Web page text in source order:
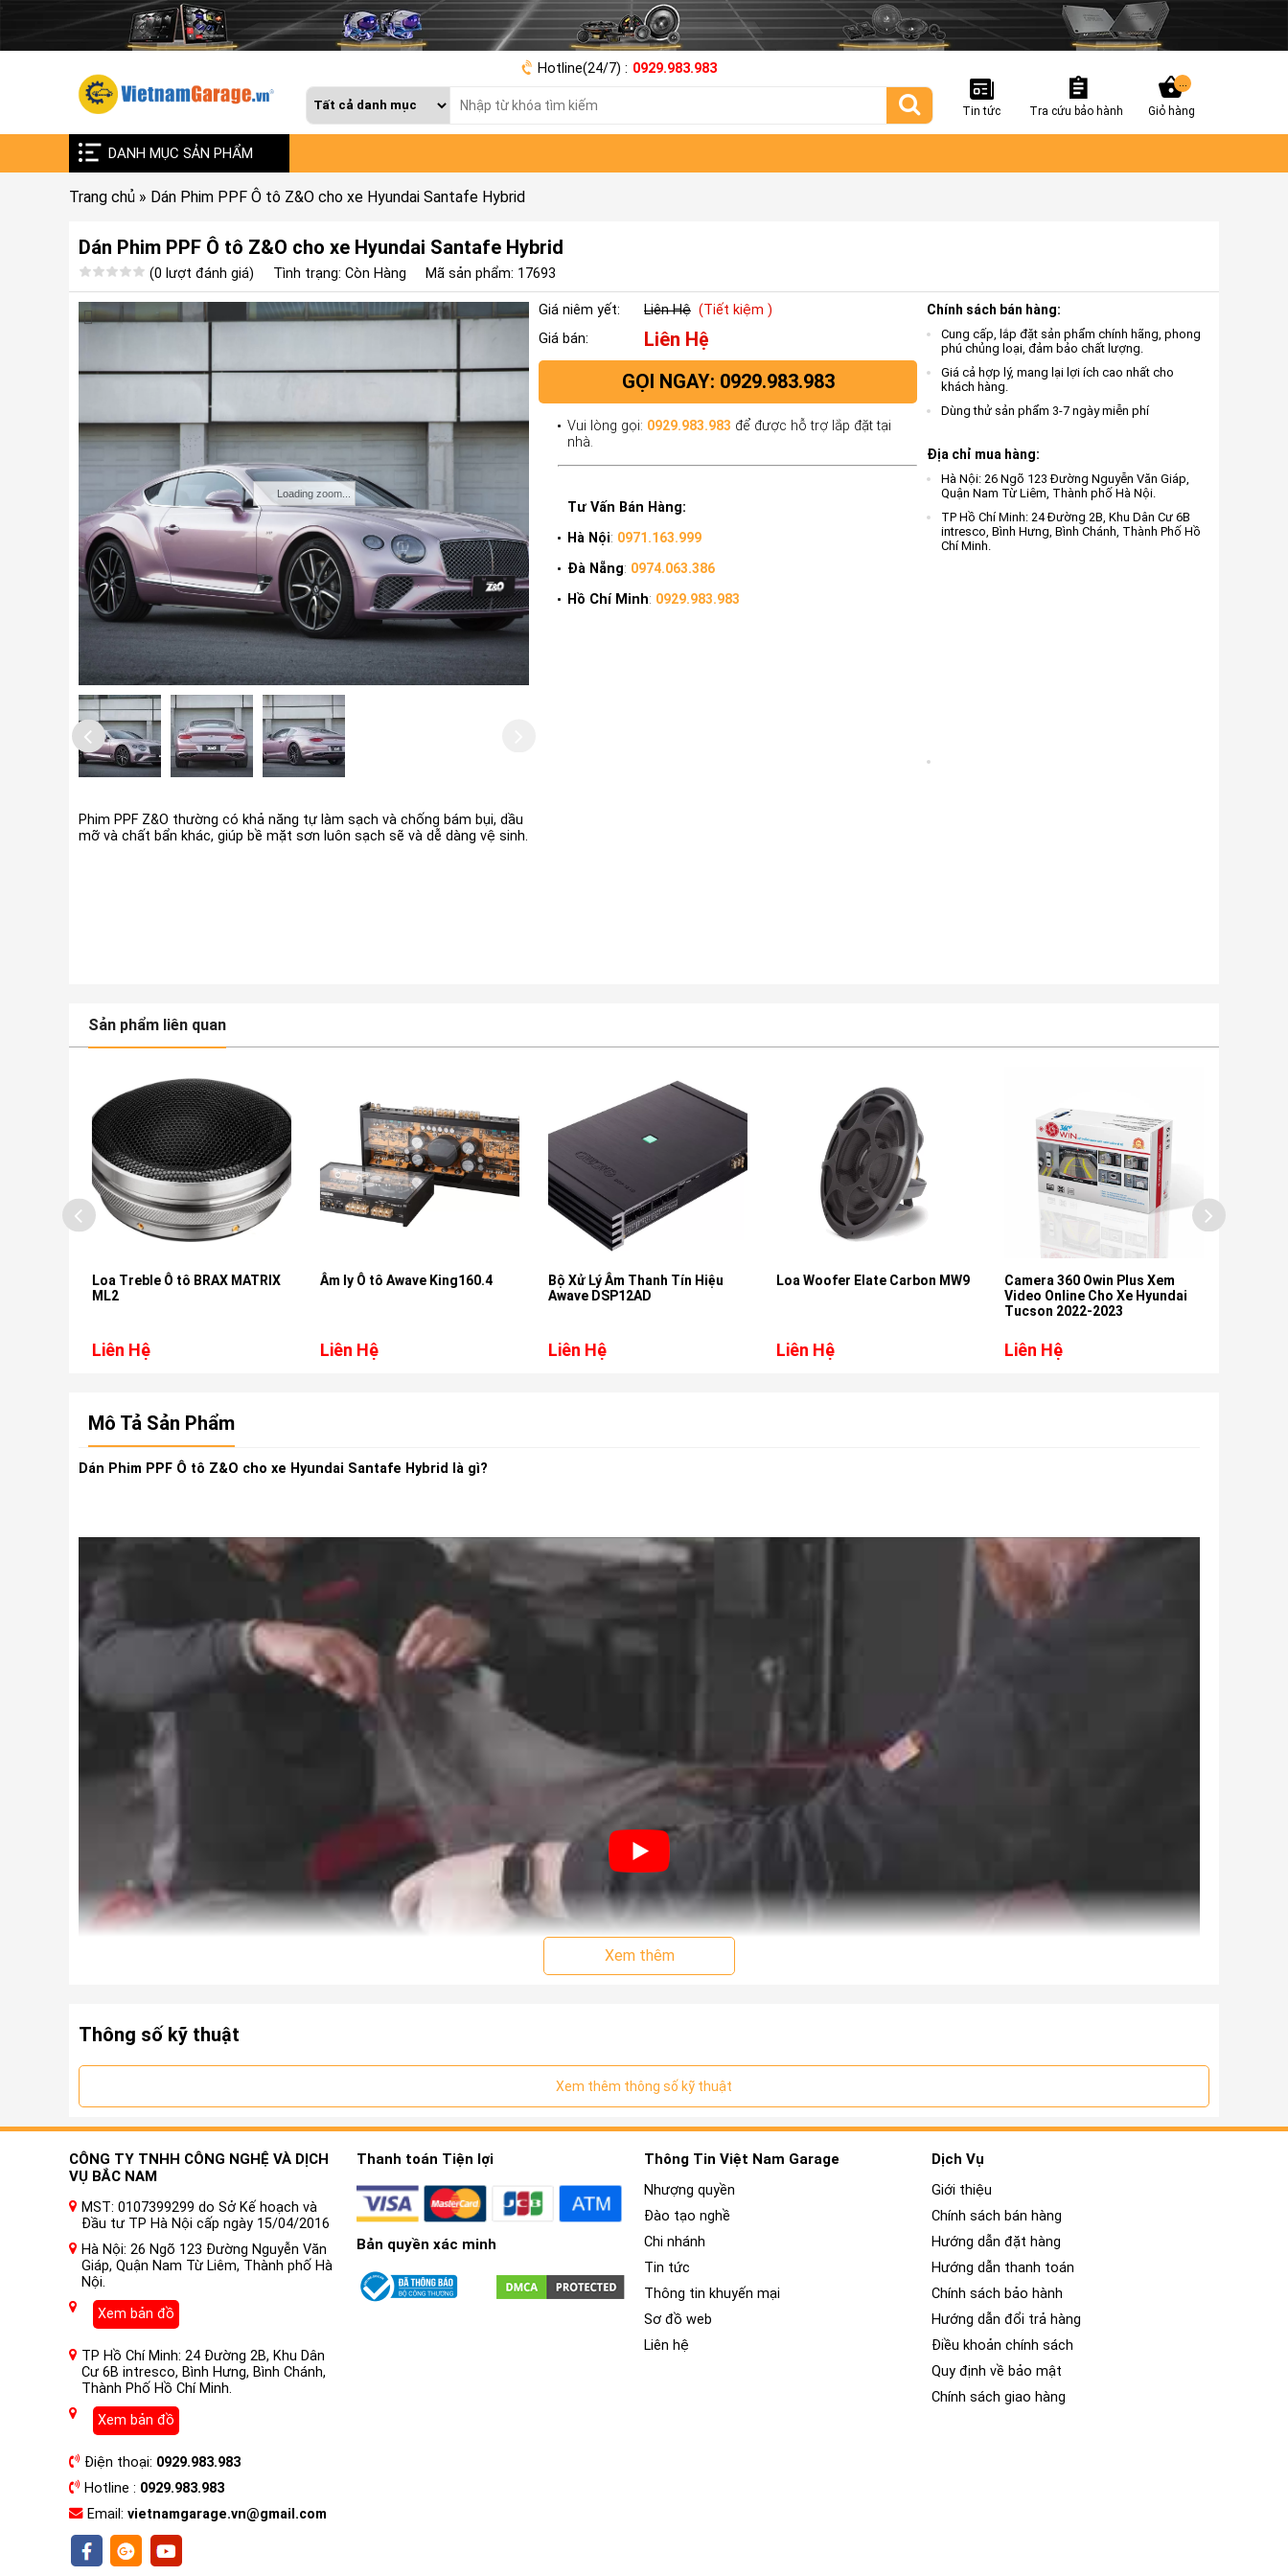
Hotline(24/7) : 0929.983.983
Tin tức Tra cứu bảo hành Giỏ hàng
DANH MỤC SẢN PHẨM
Trang chủ » Dán Phim PPF Ô tô Z&O cho xe Hyundai Santafe Hybrid
Dán Phim PPF Ô tô Z&O cho xe Hyundai Santafe Hybrid
(0 lượt đánh giá) Tình trạng: Còn Hàng Mã sản phẩm: 17693
Loading zoom...
Phim PPF Z&O thường có khả năng tự làm sạch và chống bám bụi, dầu
mỡ và chất bẩn khác, giúp bề mặt sơn luôn sạch sẽ và dễ dàng vệ sinh.
Giá niêm yết: Liên Hệ (Tiết kiệm )
Giá bán:
Liên Hệ
GỌI NGAY: 0929.983.983
Vui lòng gọi: 0929.983.983 để được hỗ trợ lắp đặt tại
nhà.
Tư Vấn Bán Hàng:
Hà Nội: 0971.163.999
Đà Nẵng: 0974.063.386
Hồ Chí Minh: 0929.983.983
Chính sách bán hàng:
Cung cấp, lắp đặt sản phẩm chính hãng, phong
phú chủng loại, đảm bảo chất lượng.
Giá cả hợp lý, mang lại lợi ích cao nhất cho
khách hàng.
Dùng thử sản phẩm 3-7 ngày miễn phí
Địa chỉ mua hàng:
Hà Nội: 26 Ngõ 123 Đường Nguyễn Văn Giáp,
Quận Nam Từ Liêm, Thành phố Hà Nội.
TP Hồ Chí Minh: 24 Đường 2B, Khu Dân Cư 6B
intresco, Bình Hưng, Bình Chánh, Thành Phố Hồ
Chí Minh.
Sản phẩm liên quan
Loa Treble Ô tô BRAX MATRIX
ML2
Liên Hệ
Âm ly Ô tô Awave King160.4
Liên Hệ
Bộ Xử Lý Âm Thanh Tín Hiệu
Awave DSP12AD
Liên Hệ
Loa Woofer Elate Carbon MW9
Liên Hệ
Camera 360 Owin Plus Xem
Video Online Cho Xe Hyundai
Tucson 2022-2023
Liên Hệ
Mô Tả Sản Phẩm
Dán Phim PPF Ô tô Z&O cho xe Hyundai Santafe Hybrid là gì?
Phim PPF (Paint Protection Film) là một loại phim bảo vệ sơn xe ô tô khỏi các vết trầy xước, va đập, tác động từ môi trường và các tác nhân khác.
phim PPFnổi tiếng và chất lượng. Vì vậy, dán phim PPF Z&O cho xe Hyundai Santafe Hybrid có nghĩa là bạn sẽ sử dụng phim bảo vệ sơn xe của thương hiệu Z&O để bảo vệ bề
mặt sơn của xe Hyundai Santafe Hybrid khỏi các tác động bên ngoài.
Xem thêm
Thông số kỹ thuật
Xem thêm thông số kỹ thuật
CÔNG TY TNHH CÔNG NGHỆ VÀ DỊCH
VỤ BẮC NAM
MST: 0107399299 do Sở Kế hoạch và
Đầu tư TP Hà Nội cấp ngày 15/04/2016
Hà Nội: 26 Ngõ 123 Đường Nguyễn Văn
Giáp, Quận Nam Từ Liêm, Thành phố Hà
Nội.
Xem bản đồ
TP Hồ Chí Minh: 24 Đường 2B, Khu Dân
Cư 6B intresco, Bình Hưng, Bình Chánh,
Thành Phố Hồ Chí Minh.
Xem bản đồ
Điện thoại: 0929.983.983
Hotline : 0929.983.983
Email: vietnamgarage.vn@gmail.com
Thanh toán Tiện lợi
Bản quyền xác minh
Thông Tin Việt Nam Garage
Nhượng quyền
Đào tạo nghề
Chi nhánh
Tin tức
Thông tin khuyến mại
Sơ đồ web
Liên hệ
Dịch Vụ
Giới thiệu
Chính sách bán hàng
Hướng dẫn đặt hàng
Hướng dẫn thanh toán
Chính sách bảo hành
Hướng dẫn đổi trả hàng
Điều khoản chính sách
Quy định về bảo mật
Chính sách giao hàng